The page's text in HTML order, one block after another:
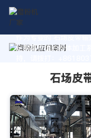
作为专业的 石场皮带
定制高价值的粉体加工
石场皮